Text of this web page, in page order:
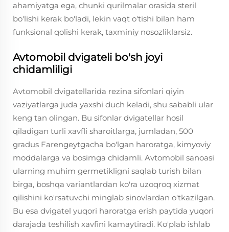
ahamiyatga ega, chunki qurilmalar orasida steril
bo'lishi kerak bo'ladi, lekin vaqt o'tishi bilan ham
funksional qolishi kerak, taxminiy nosozliklarsiz.
Avtomobil dvigateli bo'sh joyi
chidamliligi
Avtomobil dvigatellarida rezina sifonlari qiyin
vaziyatlarga juda yaxshi duch keladi, shu sababli ular
keng tan olingan. Bu sifonlar dvigatellar hosil
qiladigan turli xavfli sharoitlarga, jumladan, 500
gradus Farengeytgacha bo'lgan haroratga, kimyoviy
moddalarga va bosimga chidamli. Avtomobil sanoasi
ularning muhim germetikligni saqlab turish bilan
birga, boshqa variantlardan ko'ra uzoqroq xizmat
qilishini ko'rsatuvchi minglab sinovlardan o'tkazilgan.
Bu esa dvigatel yuqori haroratga erish paytida yuqori
darajada teshilish xavfini kamaytiradi. Ko'plab ishlab